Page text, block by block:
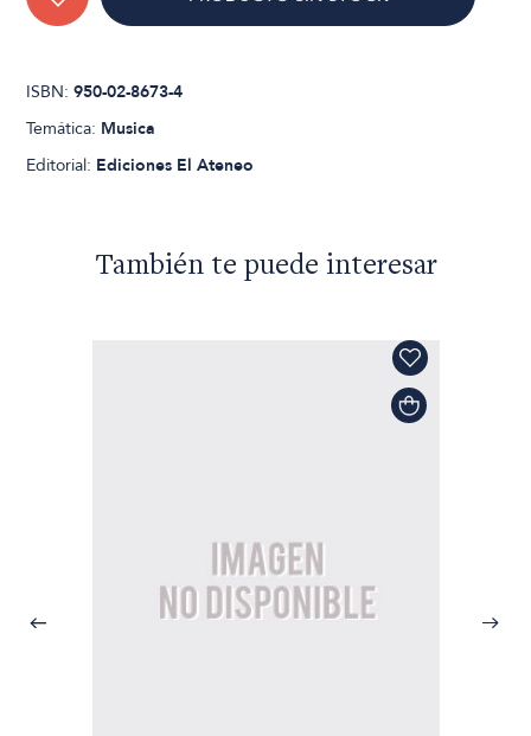
ISBN:950-02-8673-4
Temática: Musica
Editorial: Ediciones El Ateneo
También te puede interesar